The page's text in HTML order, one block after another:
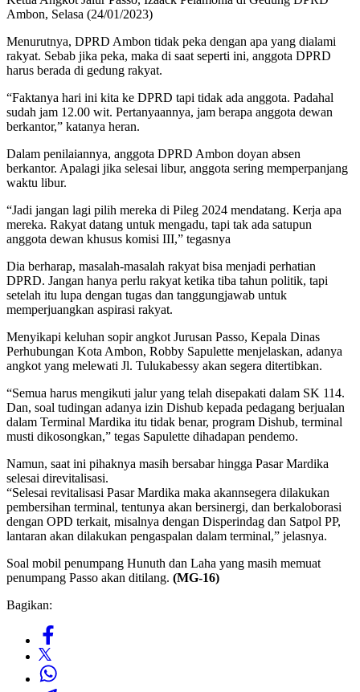
Ambon, Selasa (24/01/2023)
Menurutnya, DPRD Ambon tidak peka dengan apa yang dialami
rakyat. Sebab jika peka, maka di saat seperti ini, anggota DPRD
harus berada di gedung rakyat.
“Faktanya hari ini kita ke DPRD tapi tidak ada anggota. Padahal
sudah jam 12.00 wit. Pertanyaannya, jam berapa anggota dewan
berkantor,” katanya heran.
Dalam penilaiannya, anggota DPRD Ambon doyan absen
berkantor. Apalagi jika selesai libur, anggota sering memperpanjang
waktu libur.
“Jadi jangan lagi pilih mereka di Pileg 2024 mendatang. Kerja apa
mereka. Rakyat datang untuk mengadu, tapi tak ada satupun
anggota dewan khusus komisi III,” tegasnya
Dia berharap, masalah-masalah rakyat bisa menjadi perhatian
DPRD. Jangan hanya perlu rakyat ketika tiba tahun politik, tapi
setelah itu lupa dengan tugas dan tanggungjawab untuk
memperjuangkan aspirasi rakyat.
Menyikapi keluhan sopir angkot Jurusan Passo, Kepala Dinas
Perhubungan Kota Ambon, Robby Sapulette menjelaskan, adanya
angkot yang melewati Jl. Tulukabessy akan segera ditertibkan.
“Semua harus mengikuti jalur yang telah disepakati dalam SK 114.
Dan, soal tudingan adanya izin Dishub kepada pedagang berjualan
dalam Terminal Mardika itu tidak benar, program Dishub, terminal
musti dikosongkan,” tegas Sapulette dihadapan pendemo.
Namun, saat ini pihaknya masih bersabar hingga Pasar Mardika
selesai direvitalisasi.
“Selesai revitalisasi Pasar Mardika maka akannsegera dilakukan
pembersihan terminal, tentunya akan bersinergi, dan berkaloborasi
dengan OPD terkait, misalnya dengan Disperindag dan Satpol PP,
lantaran akan dilakukan pengaspalan dalam terminal,” jelasnya.
Soal mobil penumpang Hunuth dan Laha yang masih memuat
penumpang Passo akan ditilang. (MG-16)
Bagikan: